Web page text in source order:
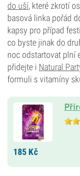
do uší, které zkrotí
basová linka pořád
kapsy pro případ
co byste jinak do
noc odstartovat plní
přidejte i Natural
formuli s vitamíny
185 Kč